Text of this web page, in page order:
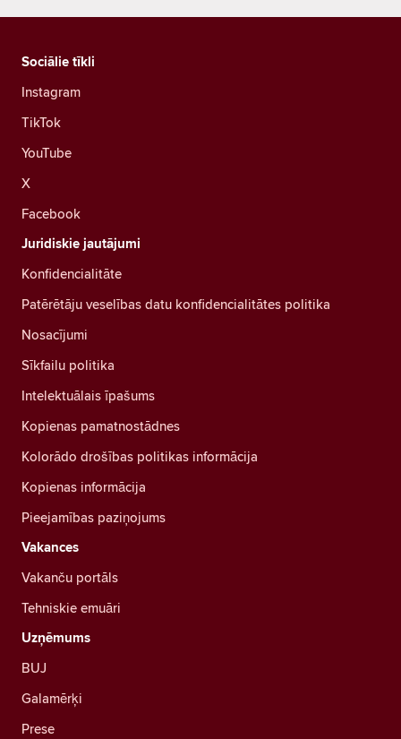
Sociālie tīkli
Instagram
TikTok
YouTube
X
Facebook
Juridiskie jautājumi
Konfidencialitāte
Patērētāju veselības datu konfidencialitātes politika
Nosacījumi
Sīkfailu politika
Intelektuālais īpašums
Kopienas pamatnostādnes
Kolorādo drošības politikas informācija
Kopienas informācija
Pieejamības paziņojums
Vakances
Vakanču portāls
Tehniskie emuāri
Uzņēmums
BUJ
Galamērķi
Prese